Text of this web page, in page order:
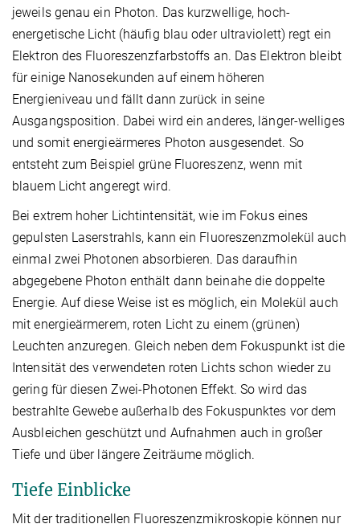
jeweils genau ein Photon. Das kurzwellige, hoch-
energetische Licht (häufig blau oder ultraviolett) regt ein
Elektron des Fluoreszenzfarbstoffs an. Das Elektron bleibt
für einige Nanosekunden auf einem höheren
Energieniveau und fällt dann zurück in seine
Ausgangsposition. Dabei wird ein anderes, länger-welliges
und somit energieärmeres Photon ausgesendet. So
entsteht zum Beispiel grüne Fluoreszenz, wenn mit
blauem Licht angeregt wird.
Bei extrem hoher Lichtintensität, wie im Fokus eines
gepulsten Laserstrahls, kann ein Fluoreszenzmolekül auch
einmal zwei Photonen absorbieren. Das daraufhin
abgegebene Photon enthält dann beinahe die doppelte
Energie. Auf diese Weise ist es möglich, ein Molekül auch
mit energieärmerem, roten Licht zu einem (grünen)
Leuchten anzuregen. Gleich neben dem Fokuspunkt ist die
Intensität des verwendeten roten Lichts schon wieder zu
gering für diesen Zwei-Photonen Effekt. So wird das
bestrahlte Gewebe außerhalb des Fokuspunktes vor dem
Ausbleichen geschützt und Aufnahmen auch in großer
Tiefe und über längere Zeiträume möglich.
Tiefe Einblicke
Mit der traditionellen Fluoreszenzmikroskopie können nur